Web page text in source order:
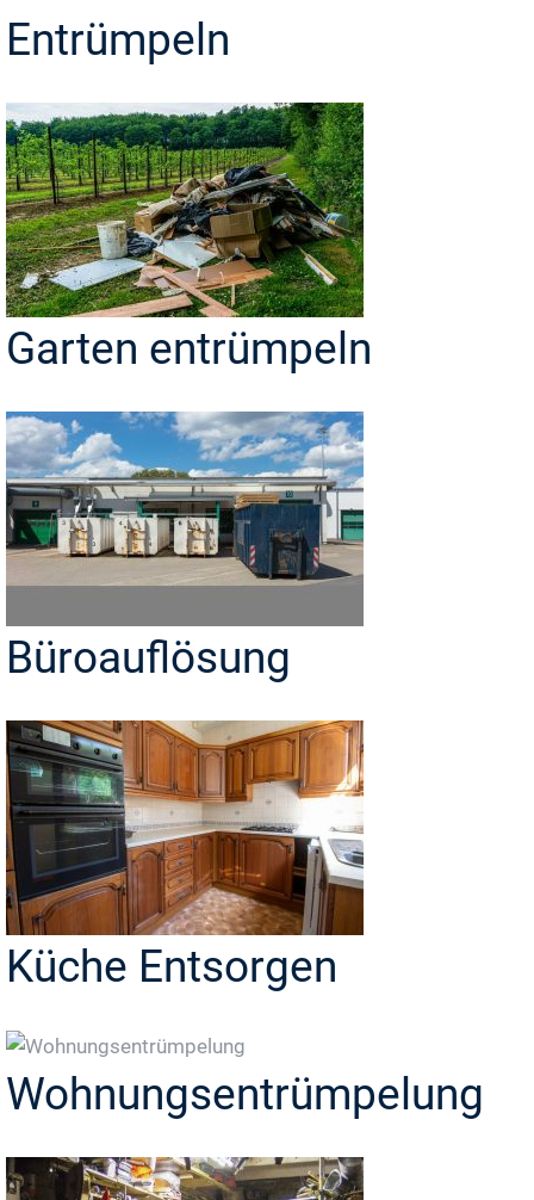
Entrümpeln
Garten entrümpeln
Büroauflösung
Küche Entsorgen
Wohnungsentrümpelung